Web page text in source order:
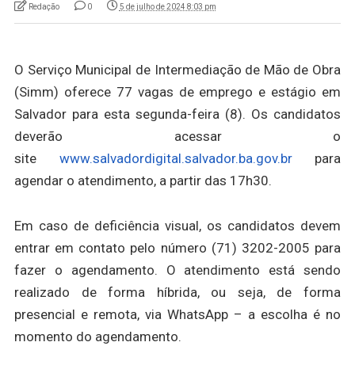
Redação 0 5 de julho de 2024 8:03 pm
O Serviço Municipal de Intermediação de Mão de Obra
(Simm) oferece 77 vagas de emprego e estágio em
Salvador para esta segunda-feira (8). Os candidatos
deverão acessar o
site www.salvadordigital.salvador.ba.gov.brpara
agendar o atendimento, a partir das 17h30.
Em caso de deficiência visual, os candidatos devem
entrar em contato pelo número (71) 3202-2005 para
fazer o agendamento. O atendimento está sendo
realizado de forma híbrida, ou seja, de forma
presencial e remota, via WhatsApp – a escolha é no
momento do agendamento.